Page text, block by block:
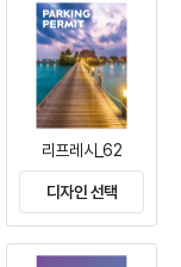
리프레시_62
디자인 선택